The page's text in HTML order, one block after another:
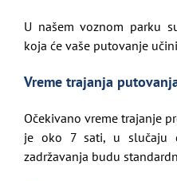
U našem voznom parku
koja će vaše putovanje
Vreme trajanja
Očekivano vreme trajanje
je oko 7 sati, u slučaju
zadržavanja budu